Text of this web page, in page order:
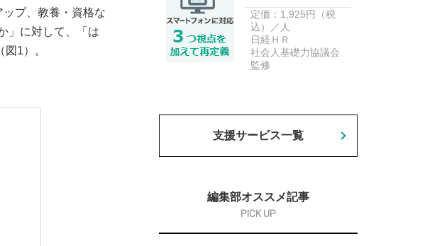
プ、教養・資格な
」に対して、「は
1）。
定価：1,925円（税
込）／人
日経ＨＲ
社会人基礎力協議会
監修
支援サービス一覧
編集部オススメ記事